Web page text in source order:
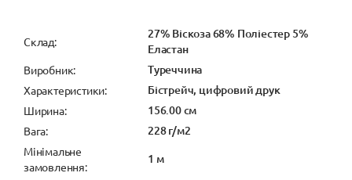
Cклад:
27% Віскоза 68% Поліестер 5%
Еластан
Виробник: Туреччина
Характеристики: Бістрейч, цифровий друк
Ширина: 156.00 см
Вага: 228 г/м2
Мінімальне
замовлення:
1 м